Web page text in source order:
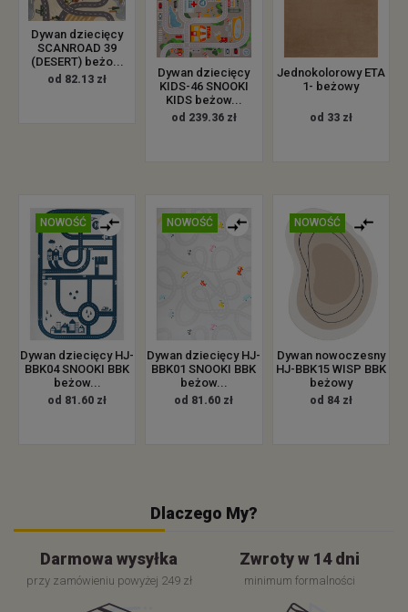
Dywan dziecięcy
SCANROAD 39
(DESERT) beżo...
od 82.13 zł
Dywan dziecięcy
KIDS-46 SNOOKI
KIDS beżow...
od 239.36 zł
Jednokolorowy ETA
1- beżowy
od 33 zł
NOWOŚĆ
Dywan dziecięcy HJ-
BBK04 SNOOKI BBK
beżow...
od 81.60 zł
NOWOŚĆ
Dywan dziecięcy HJ-
BBK01 SNOOKI BBK
beżow...
od 81.60 zł
NOWOŚĆ
Dywan nowoczesny
HJ-BBK15 WISP BBK
beżowy
od 84 zł
Dlaczego My?
Darmowa wysyłka
przy zamówieniu powyżej 249 zł
Zwroty w 14 dni
minimum formalności